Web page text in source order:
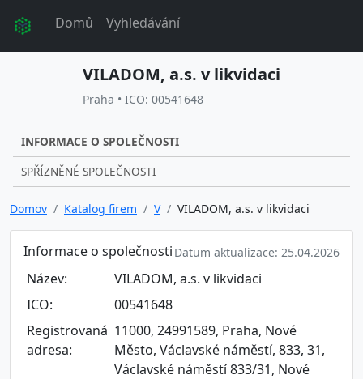
Domů Vyhledávání
VILADOM, a.s. v likvidaci
Praha • ICO: 00541648
INFORMACE O SPOLEČNOSTI
SPŘÍZNĚNÉ SPOLEČNOSTI
Domov Katalog firem V VILADOM, a.s. v likvidaci
Informace o společnosti Datum aktualizace: 25.04.2026
Název:
VILADOM, a.s. v likvidaci
ICO:
00541648
Registrovaná
adresa:
11000, 24991589, Praha, Nové
Město, Václavské náměstí, 833, 31,
Václavské náměstí 833/31, Nové